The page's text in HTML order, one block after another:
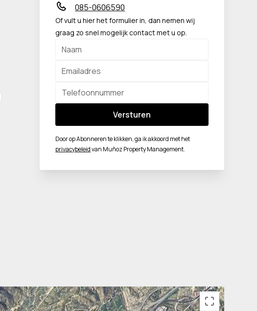
085-0606590
Of vult u hier het formulier in, dan nemen wij
graag zo snel mogelijk contact met u op.
Door op Abonneren te klikken, ga ik akkoord met het
privacybeleidvan Muñoz Property Management.